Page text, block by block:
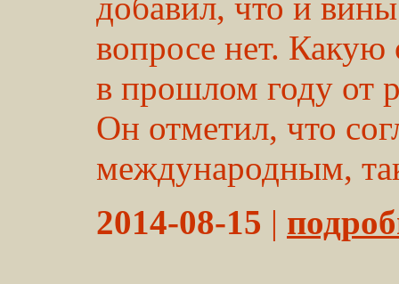
добавил, что и
вопросе нет.
в прошлом году от
Он отметил, что
международным,
2014-08-15 |